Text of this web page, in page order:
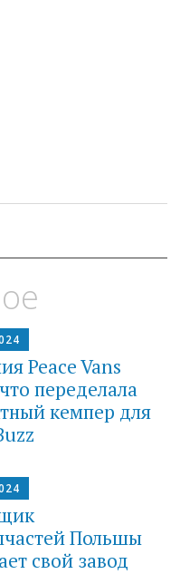
Peace Vans
переделала
кемпер для
Польшы
свой завод